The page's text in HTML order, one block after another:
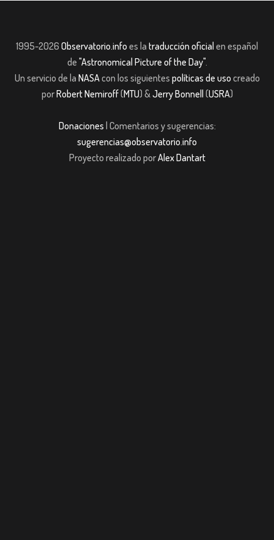
1995-2026 Observatorio.info es la traducción oficial en español
de "Astronomical Picture of the Day".
Un servicio de la NASAcon los siguientes políticas de uso creado
porRobert Nemiroff(MTU) &Jerry Bonnell (USRA)
Donaciones | Comentarios y sugerencias:
sugerencias@observatorio.info
Proyecto realizado porAlex Dantart